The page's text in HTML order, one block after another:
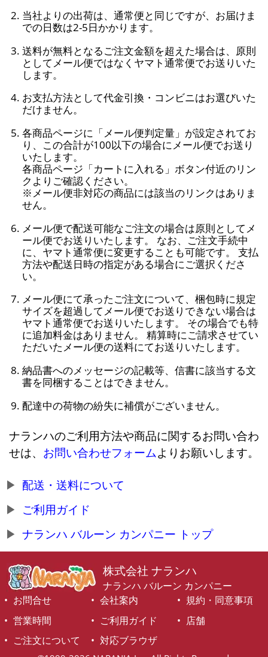
当社よりの出荷は、通常便と同じですが、お届けま
での日数は2-5日かかります。
送料が無料となるご注文金額を超えた場合は、原則
としてメール便ではなくヤマト通常便でお送りいた
します。
お支払方法として代金引換・コンビニはお選びいた
だけません。
各商品ページに「メール便判定量」が設定されてお
り、この合計が100以下の場合にメール便でお送り
いたします。
各商品ページ「カートに入れる」ボタン付近のリン
クよりご確認ください。
※メール便非対応の商品には該当のリンクはありま
せん。
メール便で配送可能なご注文の場合は原則としてメ
ール便でお送りいたします。 なお、ご注文手続中
に、ヤマト通常便に変更することも可能です。 支払
方法や配送日時の指定がある場合にご選択くださ
い。
メール便にて承ったご注文について、梱包時に規定
サイズを超過してメール便でお送りできない場合は
ヤマト通常便でお送りいたします。 その場合でも特
に追加料金はありません。 精算時にご請求させてい
ただいたメール便の送料にてお送りいたします。
納品書へのメッセージの記載等、信書に該当する文
書を同梱することはできません。
配達中の荷物の紛失に補償がございません。
ナランハのご利用方法や商品に関するお問い合わ
せは、 お問い合わせフォームよりお願いします。
配送・送料について
ご利用ガイド
ナランハ バルーン カンパニー トップ
株式会社 ナランハ
ナランハ バルーン カンパニー
お問合せ
会社案内
規約・同意事項
営業時間
ご利用ガイド
店舗
ご注文について
対応ブラウザ